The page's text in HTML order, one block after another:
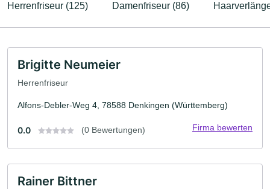
Herrenfriseur (125) Damenfriseur (86)
Brigitte Neumeier
Herrenfriseur
Alfons-Debler-Weg 4, 78588 Denkingen (Württemberg)
0.0 (0 Bewertungen) Firma bewerten
Rainer Bittner